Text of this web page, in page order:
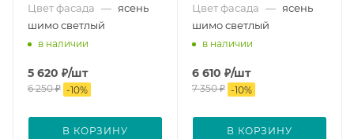
Цвет фасада — ясень
шимо светлый
в наличии
5 620 ₽/шт
6 250₽ -10%
В КОРЗИНУ
Цвет фасада — ясень
шимо светлый
в наличии
6 610 ₽/шт
7 350₽ -10%
В КОРЗИНУ